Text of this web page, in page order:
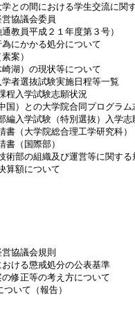
との間における学生交流に関す
協議会委員
教員平成２１年度第３号）
にかかる処分について
案）
湖）の現状等について
者選抜試験実施日程等一覧
入学試験志願状況
）との大学院合同プログラム
入学試験（特別選抜）入学志
（大学院総合理工学研究科
書（国際部）
部の組織及び運営等に関する
額について
協議会規則
ける懲戒処分の公表基準
修正等の考え方について
いて（報告）